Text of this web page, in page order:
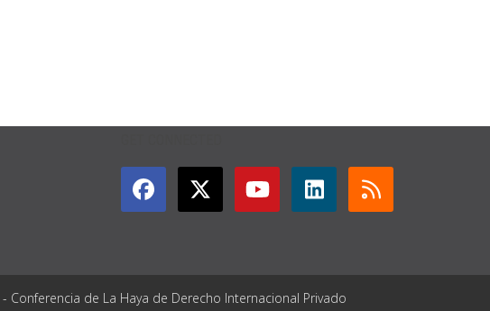
de La Haya de Derecho Internacional Privado